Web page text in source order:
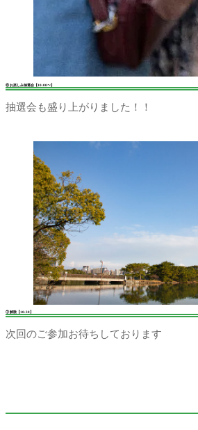
⑥ お楽しみ抽選会【10:00〜】
抽選会も盛り上がりました！！
⑦ 解散【10:30】
次回のご参加お待ちしております